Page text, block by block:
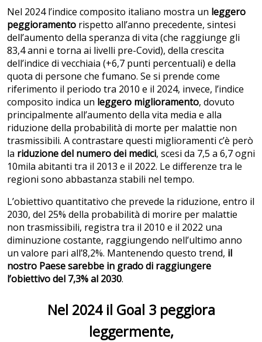
Nel 2024 l’indice composito italiano mostra un leggero
peggioramento rispetto all’anno precedente, sintesi
dell’aumento della speranza di vita (che raggiunge gli
83,4 anni e torna ai livelli pre-Covid), della crescita
dell’indice di vecchiaia (+6,7 punti percentuali) e della
quota di persone che fumano. Se si prende come
riferimento il periodo tra 2010 e il 2024, invece, l’indice
composito indica un leggero miglioramento, dovuto
principalmente all’aumento della vita media e alla
riduzione della probabilità di morte per malattie non
trasmissibili. A contrastare questi miglioramenti c’è però
la riduzione del numero dei medici, scesi da 7,5 a 6,7 ogni
10mila abitanti tra il 2013 e il 2022. Le differenze tra le
regioni sono abbastanza stabili nel tempo.
L’obiettivo quantitativo che prevede la riduzione, entro il
2030, del 25% della probabilità di morire per malattie
non trasmissibili, registra tra il 2010 e il 2022 una
diminuzione costante, raggiungendo nell’ultimo anno
un valore pari all’8,2%. Mantenendo questo trend, il
nostro Paese sarebbe in grado di raggiungere
l’obiettivo del 7,3% al 2030.
Nel 2024 il Goal 3 peggiora
leggermente,